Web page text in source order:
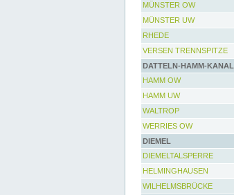
MÜNSTER OW
MÜNSTER UW
RHEDE
VERSEN TRENNSPITZE
DATTELN-HAMM-KANAL
HAMM OW
HAMM UW
WALTROP
WERRIES OW
DIEMEL
DIEMELTALSPERRE
HELMINGHAUSEN
WILHELMSBRÜCKE